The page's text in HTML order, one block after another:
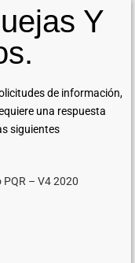
Y
de información,
una respuesta
siguientes
– V4 2020